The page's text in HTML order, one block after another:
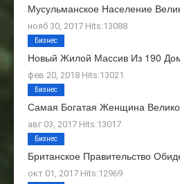
Мусульманское Население
нояб 30, 2017 Hits:13088
Новый Жилой Массив Из 190
фев 20, 2018 Hits:13021
Бизнес
Самая Богатая Женщина
авг 03, 2017 Hits:13017
Бизнес
Британское Правительство
окт 01, 2017 Hits:12969
Бизнес